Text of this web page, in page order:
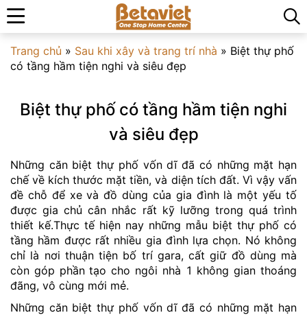
Trang chủ » Sau khi xây và trang trí nhà » Biệt thự phố
có tầng hầm tiện nghi và siêu đẹp
Biệt thự phố có tầng hầm tiện nghi
và siêu đẹp
Những căn biệt thự phố vốn dĩ đã có những mặt hạn
chế về kích thước mặt tiền, và diện tích đất. Vì vậy vấn
đề chỗ để xe và đồ dùng của gia đình là một yếu tố
được gia chủ cân nhắc rất kỹ lưỡng trong quá trình
thiết kế.Thực tế hiện nay những mẫu biệt thự phố có
tầng hầm được rất nhiều gia đình lựa chọn. Nó không
chỉ là nơi thuận tiện bố trí gara, cất giữ đồ dùng mà
còn góp phần tạo cho ngôi nhà 1 không gian thoáng
đãng, vô cùng mới mẻ.
Những căn biệt thự phố vốn dĩ đã có những mặt hạn